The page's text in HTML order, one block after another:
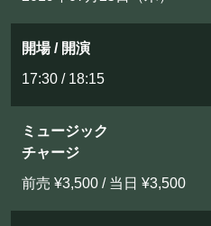
BOOKING
開場 / 開演
17:30 / 18:15
ミュージック
チャージ
前売 ¥3,500 / 当日 ¥3,500